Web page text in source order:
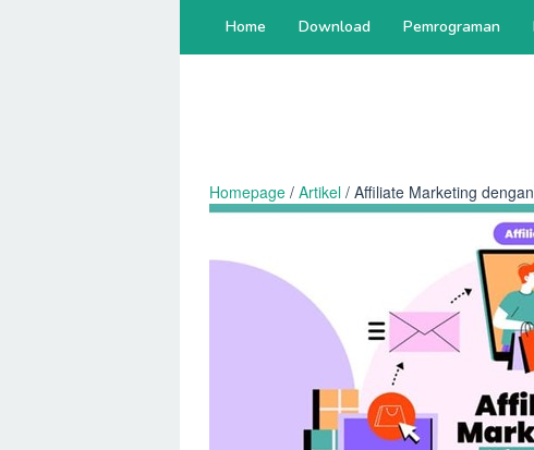
content
Home Download Pemrograman
Homepage / Artikel / Affiliate Marketing